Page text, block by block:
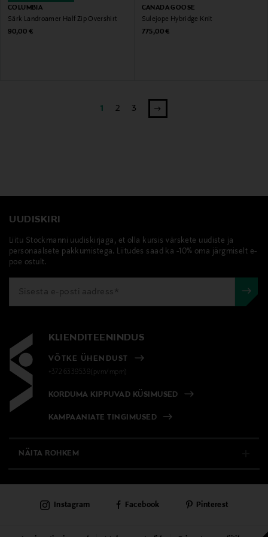
COLUMBIA
Särk Landroamer Half Zip Overshirt
Original Price
90,00 €
CANADA GOOSE
Sulejope Hybridge Knit
Original Price
775,00 €
1 2 3
UUDISKIRI
Liitu Stockmanni uudiskirjaga, et olla kursis värskete uudiste ja
personaalsete pakkumistega. Liitudes saad ka -10% oma järgmiselt e-
poe ostult.
KLIENDITEENINDUS
VÕTKE ÜHENDUST
+372 6339539(pvm/mpm)
KORDUMA KIPPUVAD KÜSIMUSED
KAMPAANIATE TINGIMUSED
NÄITA ROHKEM
PÜSIKLIENDITEENINDUS
Instagram Facebook Pinterest